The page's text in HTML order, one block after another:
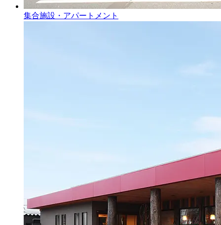
集合施設・アパートメント